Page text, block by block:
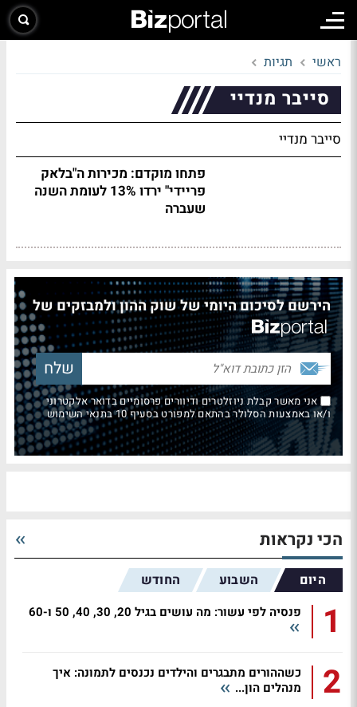
ראשי תגיות
סייבר מנדיי
סייבר מנדיי
פתחו מוקדם: מכירות ה"בלאק
פריידי" ירדו 13% לעומת השנה
שעברה
הירשם לסיכום היומי של שוק ההון ולמבזקים של
אני מאשר קבלת ניוזלטרים ודיוורים פרסומיים בדואר אלקטרוני
ו/או באמצעות הסלולר בהתאם למפורט בסעיף 10 בתנאי השימוש
הכי נקראות
היום השבוע החודש
1 פנסיה לפי עשור: מה עושים בגיל 20, 30, 40, 50 ו-60
2
כשההורים מתבגרים והילדים נכנסים לתמונה: איך
מנהלים הון...